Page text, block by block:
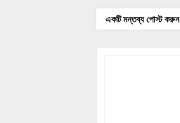
একটি মন্তব্য পোস্ট করুন